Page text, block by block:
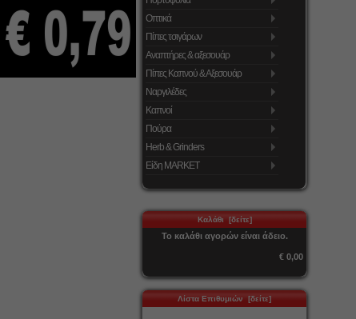
Οπτικά
Πίπες τσιγάρων
Αναπτήρες & αξεσουάρ
Πίπες Καπνού & Αξεσουάρ
Ναργιλέδες
Καπνοί
Πούρα
Herb & Grinders
Είδη MARKET
Καλάθι [δείτε]
Το καλάθι αγορών είναι άδειο.
€ 0,00
Λίστα Επιθυμιών [δείτε]